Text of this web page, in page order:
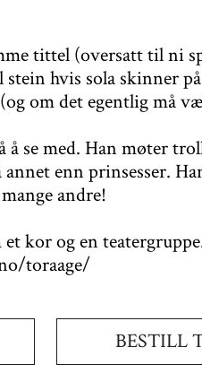
tittel (oversatt til ni
hvis sola skinner
om det egentlig må
å se med. Han møter
enn prinsesser.
andre!
kor og en
toraage/
BESTILL